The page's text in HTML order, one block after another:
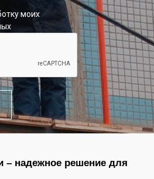
моих
– надежное решение для